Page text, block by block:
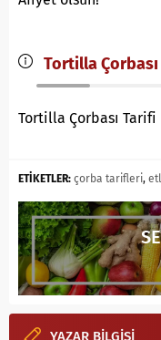
Tortilla
Tortilla Çorbası
ETİKETLER: çorba tarifleri,
YAZAR BİLGİSİ